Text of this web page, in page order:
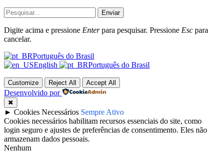
Enviar
Digite acima e pressione Enterpara pesquisar. Pressione Esc para
cancelar.
Português do Brasil
English
Português do Brasil
Customize Reject All Accept All
Desenvolvido por
✖
► Cookies Necessários Sempre Ativo
Cookies necessários habilitam recursos essenciais do site, como
login seguro e ajustes de preferências de consentimento. Eles não
armazenam dados pessoais.
Nenhum